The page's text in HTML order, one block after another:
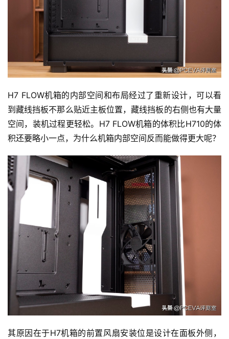
H7 FLOW机箱的内部空间和布局经过了重新设计，可以看
到藏线挡板不那么贴近主板位置，藏线挡板的右侧也有大量
空间，装机过程更轻松。H7 FLOW机箱的体积比H710的体
积还要略小一点，为什么机箱内部空间反而能做得更大呢？
其原因在于H7机箱的前置风扇安装位是设计在面板外侧，